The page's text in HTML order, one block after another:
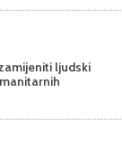
ljudski